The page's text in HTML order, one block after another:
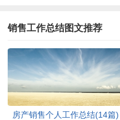
销售工作总结图文推荐
房产销售个人工作总结(14篇)